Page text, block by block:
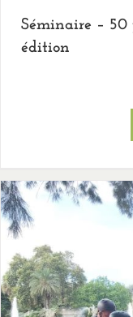
Séminaire – 50
édition